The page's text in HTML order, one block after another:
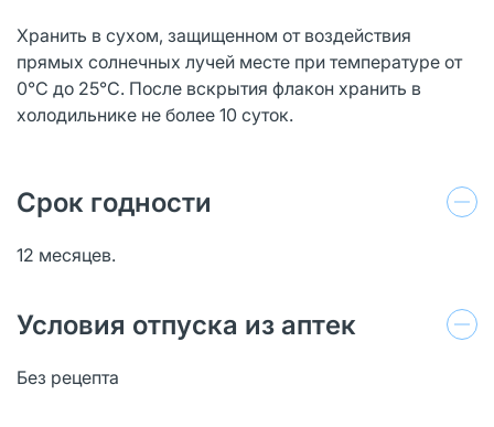
Хранить в сухом, защищенном от воздействия
прямых солнечных лучей месте при температуре от
0°С до 25°С. После вскрытия флакон хранить в
холодильнике не более 10 суток.
Срок годности
12 месяцев.
Условия отпуска из аптек
Без рецепта